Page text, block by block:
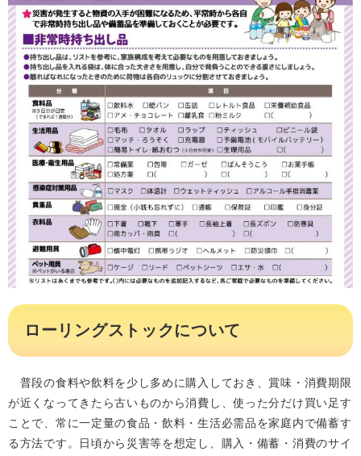
ローリングストックについて
普段の食料や飲料を少し多めに購入しておき、賞味・消費期限
が近くなってきたら古いものから消費し、使った分だけ買い足す
ことで、常に一定量の食品・飲料・生活必需品を家庭内で備蓄す
る方法です。日頃から災害等を想定し、購入・備蓄・消費のサイ